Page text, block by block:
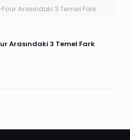
Arasındaki 3 Temel Fark
Arasındaki 3 Temel Fark